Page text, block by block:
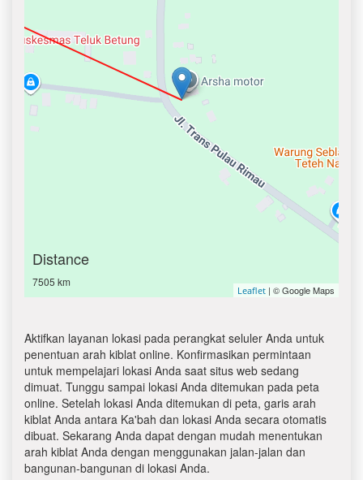
Distance
7505 km
Leaflet | © Google Maps
Aktifkan layanan lokasi pada perangkat seluler Anda untuk
penentuan arah kiblat online. Konfirmasikan permintaan
untuk mempelajari lokasi Anda saat situs web sedang
dimuat. Tunggu sampai lokasi Anda ditemukan pada peta
online. Setelah lokasi Anda ditemukan di peta, garis arah
kiblat Anda antara Ka'bah dan lokasi Anda secara otomatis
dibuat. Sekarang Anda dapat dengan mudah menentukan
arah kiblat Anda dengan menggunakan jalan-jalan dan
bangunan-bangunan di lokasi Anda.